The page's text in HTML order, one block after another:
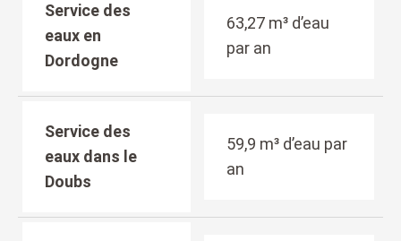
Service des
eaux en
Dordogne
63,27 m³ d’eau
par an
Service des
eaux dans le
Doubs
59,9 m³ d’eau par
an